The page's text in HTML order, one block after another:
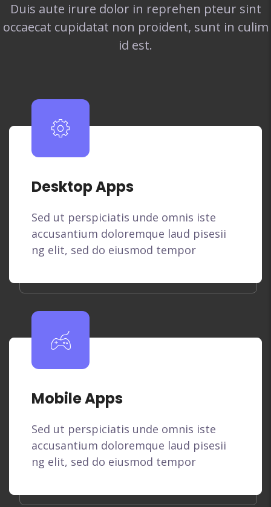
Duis aute irure dolor in reprehen pteur sint
occaecat cupidatat non proident, sunt in culim
id est.
Desktop Apps
Sed ut perspiciatis unde omnis iste
accusantium doloremque laud pisesii
ng elit, sed do eiusmod tempor
Mobile Apps
Sed ut perspiciatis unde omnis iste
accusantium doloremque laud pisesii
ng elit, sed do eiusmod tempor